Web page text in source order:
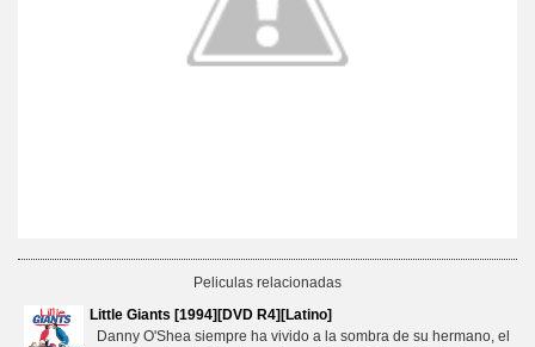
Peliculas relacionadas
Little Giants [1994][DVD R4][Latino]
Danny O'Shea siempre ha vivido a la sombra de su hermano, el